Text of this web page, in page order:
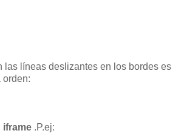
las líneas deslizantes en los bordes es
orden:
iframe .P.ej: